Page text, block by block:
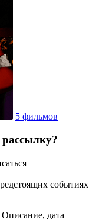
5 фильмов
событиях
дата